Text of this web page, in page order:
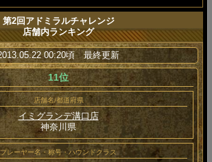
第2回アドミラルチャレンジ
店舗内ランキング
00:20頃 最終更新
11位
店舗名/都道府県
イミグランデ溝口店
神奈川県
プレーヤー名・称号・ハウンドクラス